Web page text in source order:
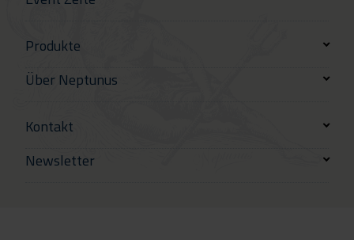
Produkte
Über Neptunus
Kontakt
Newsletter